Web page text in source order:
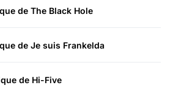
de The Black Hole
de Je suis Frankelda
de Hi-Five